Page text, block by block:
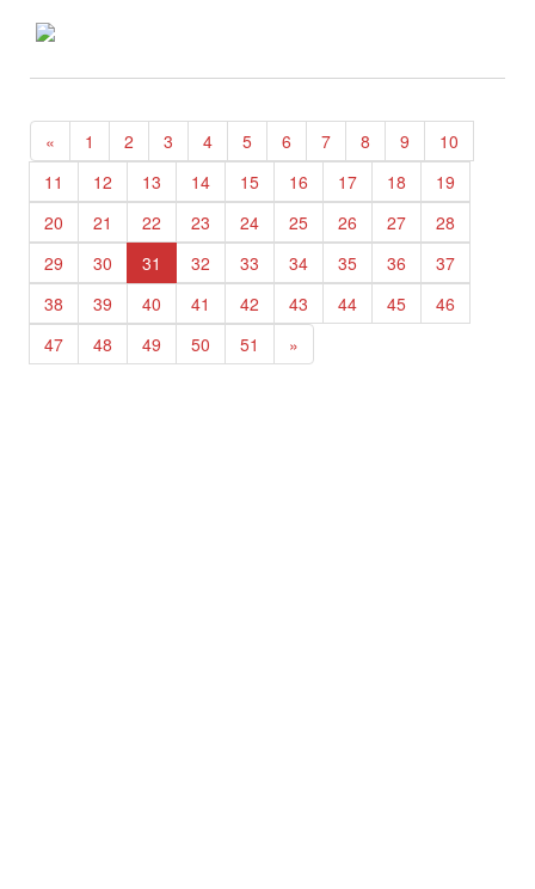
« 1 2 3 4 5 6 7 8 9
10
11
12 13 14 15 16 17 18
19
20
21 22 23 24 25 26 27
28
29
30 31 32 33 34 35 36
37
38
39 40 41 42 43 44 45
46
47
48 49 50 51 »